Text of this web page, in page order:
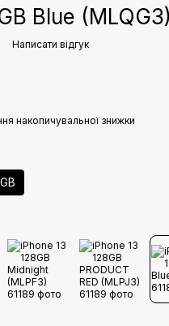
Blue (MLQG3)
Написати відгук
накопичувальної знижки